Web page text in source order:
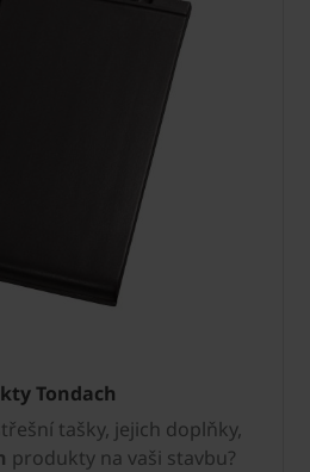
Tondach
tašky, jejich doplňky,
produkty na vaši stavbu?